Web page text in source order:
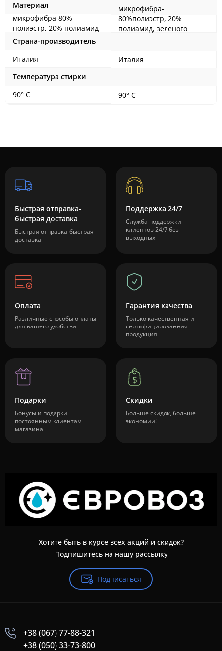
Материал
микрофибра-80%
полиэстр, 20% полиамид
Страна-производитель
Италия
Температура стирки
90° С
микрофибра-
80%полиэстр, 20%
полиамид, зеленого
Италия
90° С
Быстрая отправка-
быстрая доставка
Быстрая отправка-быстрая
доставка
Поддержка 24/7
Служба поддержки
клиентов 24/7 без
выходных
Оплата
Различные способы оплаты
для вашего удобства
Гарантия качества
Только качественная и
сертифицированная
продукция
Подарки
Бонусы и подарки
постоянным клиентам
магазина
Скидки
Больше скидок, больше
экономии!
Хотите быть в курсе всех акций и скидок?
Подпишитесь на нашу рассылку
Подписаться
+38 (067) 77-88-321
+38 (050) 33-73-800